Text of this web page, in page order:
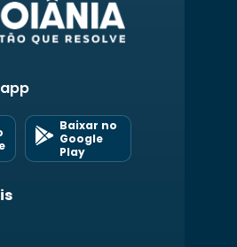
Baixar no
Google
Play